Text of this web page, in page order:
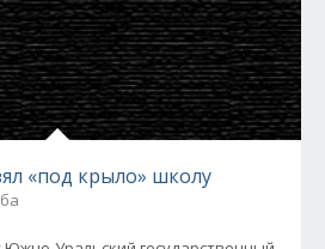
«под крыло» школу